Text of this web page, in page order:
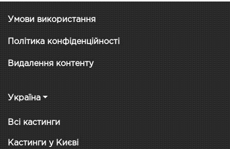
Умови використання
Політика конфіденційності
Видалення контенту
Україна
Всі кастинги
Кастинги у Києві